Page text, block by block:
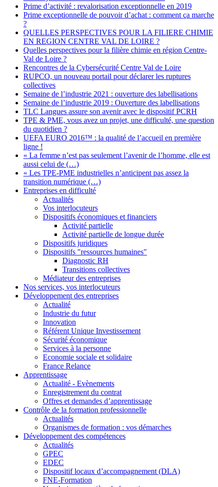
Prime d’activité : revalorisation exceptionnelle en 2019
Prime exceptionnelle de pouvoir d’achat : comment ça marche
?
QUELLES PERSPECTIVES POUR LA FILIERE CHIMIE
EN REGION CENTRE VAL DE LOIRE ?
Quelles perspectives pour la filière chimie en région Centre-
Val de Loire ?
Rencontres de la Cybersécurité Centre Val de Loire
RUPCO, un nouveau portail pour déclarer les ruptures
collectives
Semaine de l’industrie 2021 : ouverture des labellisations
Semaine de l’industrie 2019 : Ouverture des labellisations
TLC Langues assure son avenir avec le dispositif PCRH
TPE & PME, vous avez un projet, une difficulté, une question
du quotidien ?
UEFA EURO 2016™ : la qualité de l’accueil en première
ligne !
« La femme n’est pas seulement l’avenir de l’homme, elle est
aussi celui de (…)
« Les TPE-PME industrielles n’anticipent pas assez la
transition numérique (…)
Entreprises en difficulté
Actualités
Vos interlocuteurs
Dispositifs économiques et financiers
Activité partielle
Activité partielle de longue durée
Dispositifs juridiques
Dispositifs "ressources humaines"
Diagnostic RH
Transitions collectives
Médiateur des entreprises
Nos services, vos interlocuteurs
Développement des entreprises
Actualité
Industrie du futur
Innovation
Référent Unique Investissement
Sécurité économique
Services à la personne
Economie sociale et solidaire
France Relance
Apprentissage
Actualité - Evènements
Enregistrement du contrat
Offres et demandes d’apprentissage
Contrôle de la formation professionnelle
Actualités
Organismes de formation : vos démarches
Développement des compétences
Actualités
GPEC
EDEC
Dispositif locaux d’accompagnement (DLA)
FNE-Formation